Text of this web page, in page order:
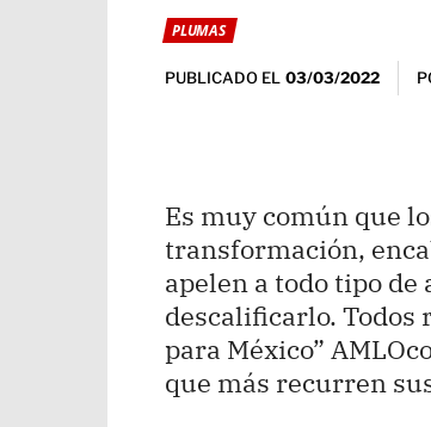
PLUMAS
PUBLICADO EL 03/03/2022
Es muy común que
transformación,
apelen a todo tipo
descalificarlo. Todos
para México”
que más recurren